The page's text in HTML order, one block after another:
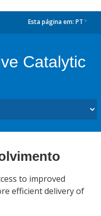
Esta página em: PT
Catalytic
to improved
efficient delivery of